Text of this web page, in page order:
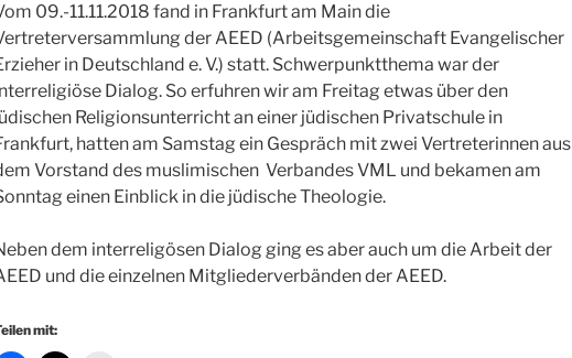
09.-11.11.2018 fand in Frankfurt am Main die
der AEED (Arbeitsgemeinschaft Evangelischer
in Deutschland e. V.) statt. Schwerpunktthema war der
Dialog. So erfuhren wir am Freitag etwas über den
Religionsunterricht an einer jüdischen Privatschule in
hatten am Samstag ein Gespräch mit zwei Vertreterinnen aus
Vorstand des muslimischen Verbandes VML und bekamen am
einen Einblick in die jüdische Theologie.
dem interreligösen Dialog ging es aber auch um die Arbeit der
und die einzelnen Mitgliederverbänden der AEED.
mit: